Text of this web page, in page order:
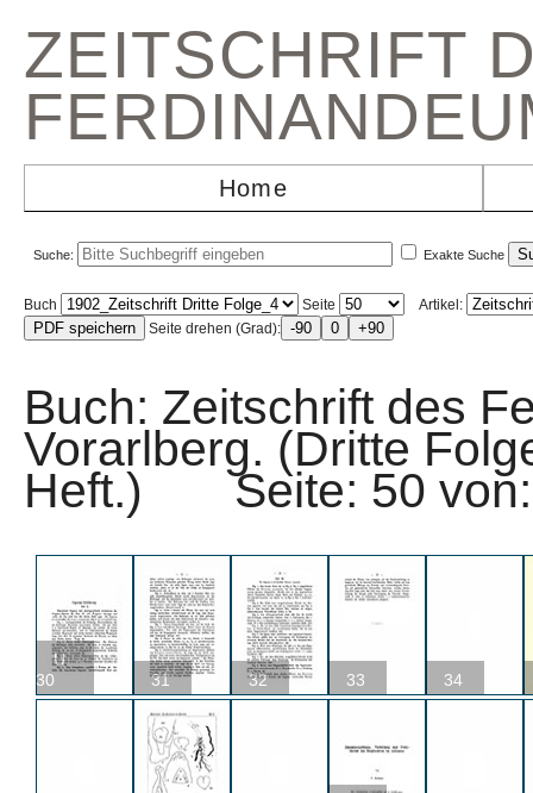
ZEITSCHRIFT
Home
Suche: Exakte Suche
Buch Seite
Artikel:
Seite drehen (Grad):
Buch: Zeitschrift des
Vorarlberg. (Dritte
Heft.) Seite: 50
U
30
31 32 33 34